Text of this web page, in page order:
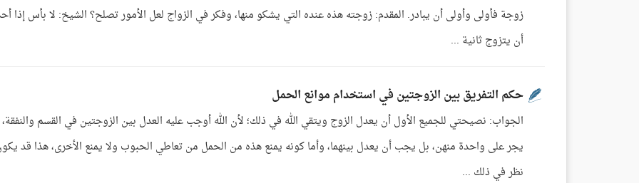
زوجة فأولى وأولى أن يبادر. المقدم: زوجته هذه عنده التي يشكو منها، وفكر في الزواج لعل الأمور تصلح؟ الشيخ: لا بأس إذا
أن يتزوج ثانية ...
حكم التفريق بين الزوجتين في استخدام موانع الحمل
الجواب: نصيحتي للجميع الأول أن يعدل الزوج ويتقي الله في ذلك؛ لأن الله أوجب عليه العدل بين الزوجتين في القسم والنفقة،
يجر على واحدة منهن، بل يجب أن يعدل بينهما، وأما كونه يمنع هذه من الحمل من تعاطي الحبوب ولا يمنع الأخرى، هذا قد
نظر في ذلك ...